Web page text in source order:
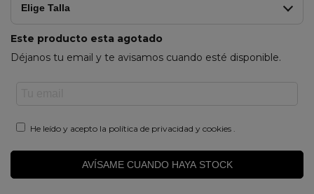
Elige Talla
Este producto esta agotado
Déjanos tu email y te avisamos cuando esté disponible.
He leído y acepto la política de privacidad y cookies .
AVÍSAME CUANDO HAYA STOCK